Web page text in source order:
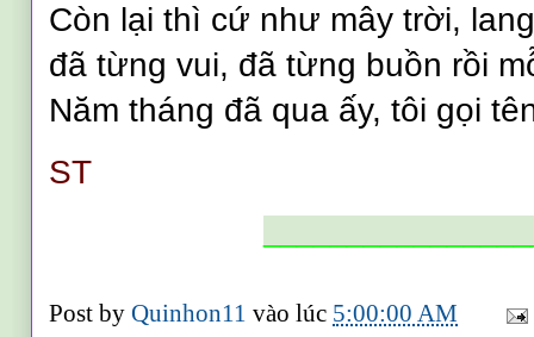
Còn lại thì cứ như mây trời,
đã từng vui, đã từng buồn rồi
Năm tháng đã qua ấy, tôi gọi
ST
Post byQuinhon11vào lúc 5:00:00 AM